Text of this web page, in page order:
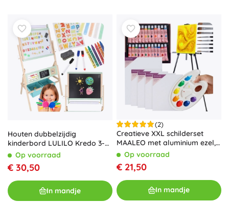
Houten dubbelzijdig
kinderbord LULILO Kredo 3-
in-1 met magneten, papier en
manden
Op voorraad
€ 30,50
In mandje
(2)
Creatieve XXL schilderset
MAALEO met aluminium ezel,
acrylverf, doeken, penselen
en palet
Op voorraad
€ 21,50
In mandje